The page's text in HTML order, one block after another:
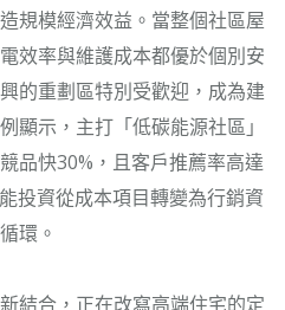
規模經濟效益。當整個社區屋
效率與維護成本都優於個別安
的重劃區特別受歡迎，成為建
顯示，主打「低碳能源社區」
品快30%，且客戶推薦率高達
投資從成本項目轉變為行銷資
環。
結合，正在改寫高端住宅的定